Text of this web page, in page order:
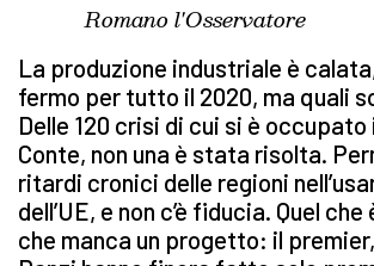
Romano l'Osservatore
La produzione industriale è
fermo per tutto il 2020, ma quali
Delle 120 crisi di cui si è occupato
Conte, non una è stata risolta.
ritardi cronici delle regioni
dell’UE, e non c’è fiducia. Quel
che manca un progetto: il